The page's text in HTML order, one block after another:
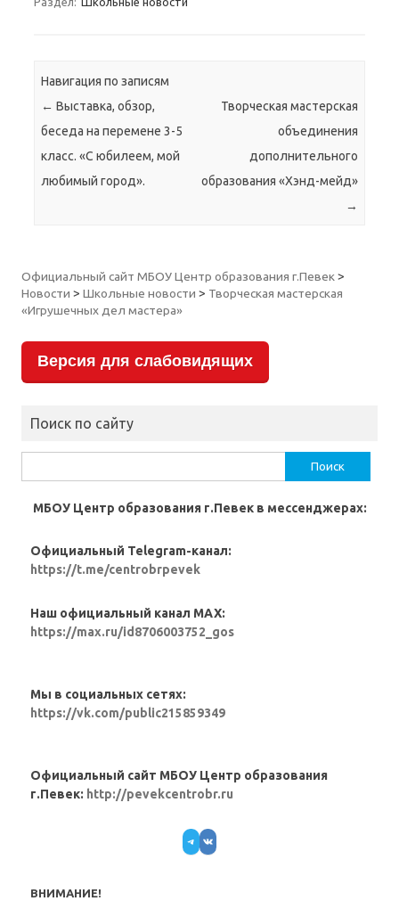
Навигация по записям
← Выставка, обзор,
беседа на перемене 3-5
класс. «С юбилеем, мой
любимый город».
Творческая мастерская
объединения
дополнительного
образования «Хэнд-мейд»
→
Официальный сайт МБОУ Центр образования г.Певек>
Новости > Школьные новости > Творческая мастерская
«Игрушечных дел мастера»
Версия для слабовидящих
Поиск по сайту
МБОУ Центр образования г.Певек в мессенджерах:
Официальный Telegram-канал:
https://t.me/centrobrpevek
Наш официальный канал MAX:
https://max.ru/id8706003752_gos
Мы в социальных сетях:
https://vk.com/public215859349
Официальный сайт МБОУ Центр образования
г.Певек: http://pevekcentrobr.ru
Telegram
VK
ВНИМАНИЕ!